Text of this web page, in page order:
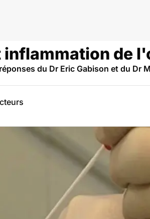
de
du Dr Eric Gabison et du